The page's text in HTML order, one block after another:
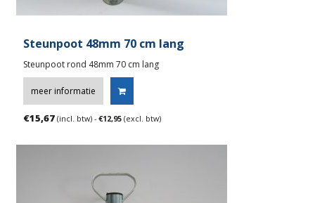
Steunpoot 48mm 70 cm lang
Steunpoot rond 48mm 70 cm lang
meer informatie
€15,67 (incl. btw) - €12,95(excl. btw)